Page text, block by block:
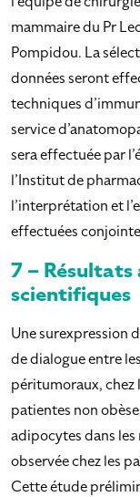
mammaire du Pr
Pompidou. La
données seront
techniques
service
sera effectuée par
l’Institut de
l’interprétation et
effectuées
7 –
scientifiques
Une surexpression
de dialogue entre
péritumoraux, chez
patientes non
adipocytes dans
observée chez les
Cette étude